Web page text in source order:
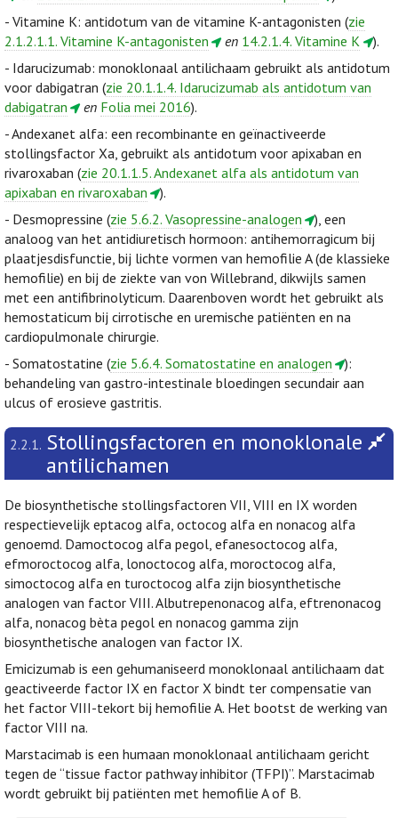
- Vitamine K: antidotum van de vitamine K-antagonisten (zie
2.1.2.1.1. Vitamine K-antagonisten
en 14.2.1.4. Vitamine K
).
- Idarucizumab: monoklonaal antilichaam gebruikt als antidotum
voor dabigatran (zie 20.1.1.4. Idarucizumab als antidotum van
dabigatran
en Folia mei 2016).
- Andexanet alfa: een recombinante en geïnactiveerde
stollingsfactor Xa, gebruikt als antidotum voor apixaban en
rivaroxaban (zie 20.1.1.5. Andexanet alfa als antidotum van
apixaban en rivaroxaban
).
- Desmopressine (zie 5.6.2. Vasopressine-analogen
), een
analoog van het antidiuretisch hormoon: antihemorragicum bij
plaatjesdisfunctie, bij lichte vormen van hemofilie A (de klassieke
hemofilie) en bij de ziekte van von Willebrand, dikwijls samen
met een antifibrinolyticum. Daarenboven wordt het gebruikt als
hemostaticum bij cirrotische en uremische patiënten en na
cardiopulmonale chirurgie.
- Somatostatine (zie 5.6.4. Somatostatine en analogen
):
behandeling van gastro-intestinale bloedingen secundair aan
ulcus of erosieve gastritis.
2.2.1. Stollingsfactoren en monoklonale
antilichamen
De biosynthetische stollingsfactoren VII, VIII en IX worden
respectievelijk eptacog alfa, octocog alfa en nonacog alfa
genoemd. Damoctocog alfa pegol, efanesoctocog alfa,
efmoroctocog alfa, lonoctocog alfa, moroctocog alfa,
simoctocog alfa en turoctocog alfa zijn biosynthetische
analogen van factor VIII. Albutrepenonacog alfa, eftrenonacog
alfa, nonacog bèta pegol en nonacog gamma zijn
biosynthetische analogen van factor IX.
Emicizumab is een gehumaniseerd monoklonaal antilichaam dat
geactiveerde factor IX en factor X bindt ter compensatie van
het factor VIII-tekort bij hemofilie A. Het bootst de werking van
factor VIII na.
Marstacimab is een humaan monoklonaal antilichaam gericht
tegen de “tissue factor pathway inhibitor (TFPI)”. Marstacimab
wordt gebruikt bij patiënten met hemofilie A of B.